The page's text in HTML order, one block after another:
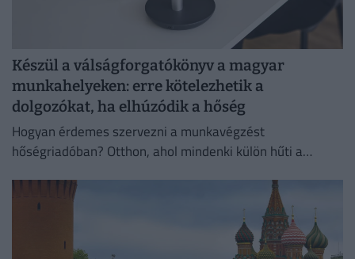
Készül a válságforgatókönyv a magyar
munkahelyeken: erre kötelezhetik a
dolgozókat, ha elhúzódik a hőség
Hogyan érdemes szervezni a munkavégzést
hőségriadóban? Otthon, ahol mindenki külön hűti a
irodaházban, ahol a hűtés központilag működik.